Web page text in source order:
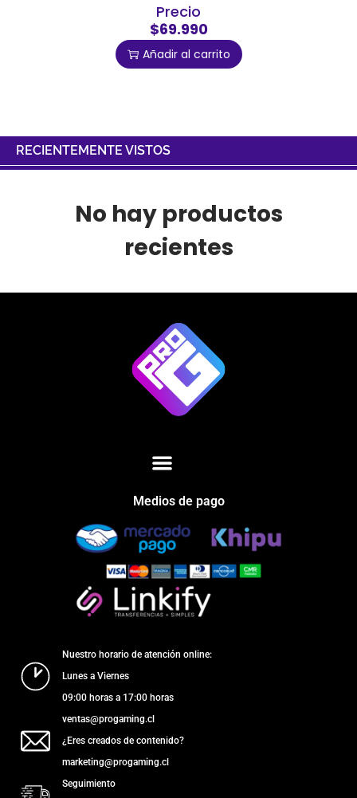
Precio
$69.990
Añadir al carrito
RECIENTEMENTE VISTOS
No hay productos
recientes
Medios de pago
Nuestro horario de atención online:
Lunes a Viernes
09:00 horas a 17:00 horas
ventas@progaming.cl
¿Eres creados de contenido?
marketing@progaming.cl
Seguimiento